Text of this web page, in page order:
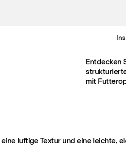
Entdecken
mit
luftige Textur und eine leichte,